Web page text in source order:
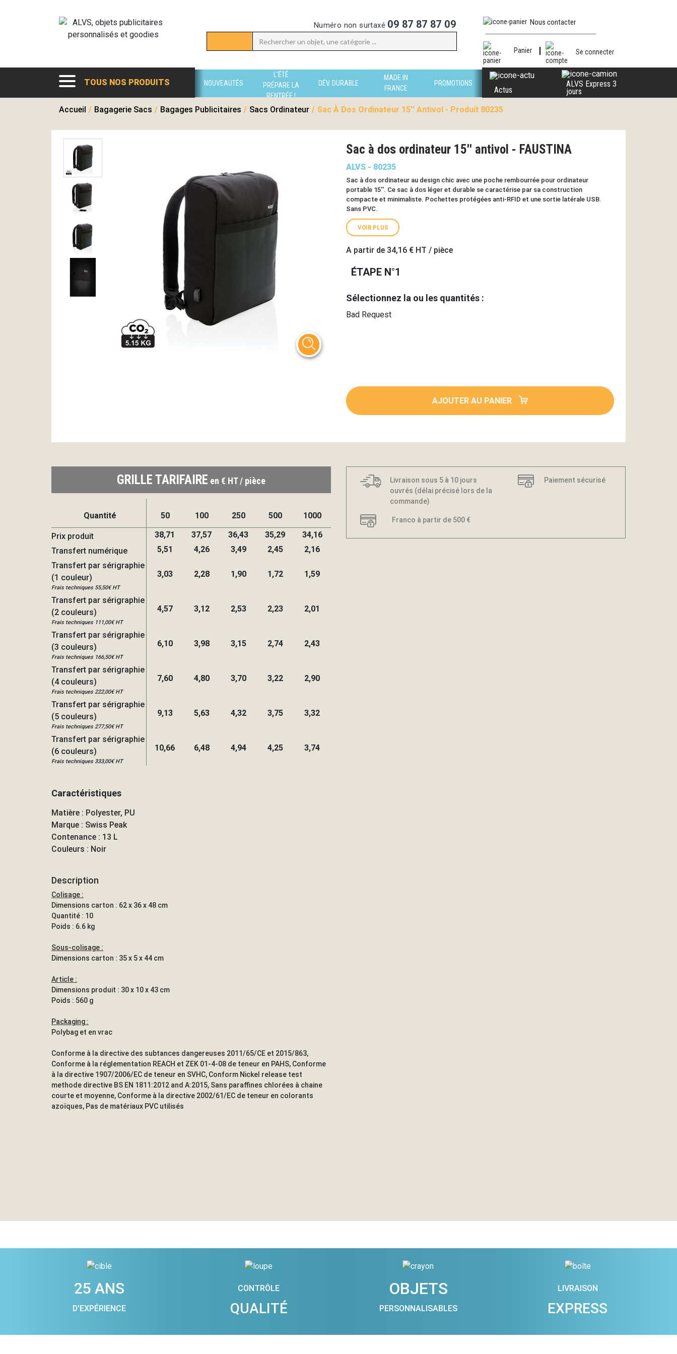
Numéro non surtaxé 09 87 87 87 09 Nous contacter
Panier Se connecter
TOUS NOS PRODUITS NOUVEAUTÉS
L'ÉTÉ
PRÉPARE LA
RENTRÉE !
DÉV. DURABLE
MADE IN
FRANCE
PROMOTIONS
Actus
ALVS Express 3
jours
Accueil / Bagagerie Sacs / Bagages Publicitaires / Sacs Ordinateur / Sac À Dos Ordinateur 15'' Antivol - Produit 80235
Sac à dos ordinateur 15'' antivol - FAUSTINA
ALVS - 80235
Sac à dos ordinateur au design chic avec une poche rembourrée pour ordinateur
portable 15''. Ce sac à dos léger et durable se caractérise par sa construction
compacte et minimaliste. Pochettes protégées anti-RFID et une sortie latérale USB.
Sans PVC.
VOIR PLUS
A partir de 34,16 € HT / pièce
ÉTAPE N°1
Sélectionnez la ou les quantités :
Bad Request
AJOUTER AU PANIER
GRILLE TARIFAIRE en € HT / pièce
Quantité 50 100 250 500 1000
Prix produit 38,71 37,57 36,43 35,29
34,16
Transfert numérique
5,51 4,26 3,49 2,45
2,16
Transfert par sérigraphie
(1 couleur)
Frais techniques 55,50€ HT
3,03 2,28 1,90 1,72 1,59
Transfert par sérigraphie
(2 couleurs)
Frais techniques 111,00€ HT
4,57 3,12 2,53 2,23 2,01
Transfert par sérigraphie
(3 couleurs)
Frais techniques 166,50€ HT
6,10 3,98 3,15 2,74 2,43
Transfert par sérigraphie
(4 couleurs)
Frais techniques 222,00€ HT
7,60 4,80 3,70 3,22 2,90
Transfert par sérigraphie
(5 couleurs)
Frais techniques 277,50€ HT
9,13 5,63 4,32 3,75 3,32
Transfert par sérigraphie
(6 couleurs)
Frais techniques 333,00€ HT
10,66 6,48 4,94 4,25 3,74
Caractéristiques
Matière : Polyester, PU
Marque : Swiss Peak
Contenance : 13 L
Couleurs : Noir
Description
Colisage :
Dimensions carton : 62 x 36 x 48 cm
Quantité : 10
Poids : 6.6 kg
Sous-colisage :
Dimensions carton : 35 x 5 x 44 cm
Article :
Dimensions produit : 30 x 10 x 43 cm
Poids : 560 g
Packaging :
Polybag et en vrac
Conforme à la directive des subtances dangereuses 2011/65/CE et 2015/863,
Conforme à la réglementation REACH et ZEK 01-4-08 de teneur en PAHS, Conforme
à la directive 1907/2006/EC de teneur en SVHC, Conform Nickel release test
methode directive BS EN 1811:2012 and A:2015, Sans paraffines chlorées à chaine
courte et moyenne, Conforme à la directive 2002/61/EC de teneur en colorants
azoïques, Pas de matériaux PVC utilisés
Livraison sous 5 à 10 jours
ouvrés (délai précisé lors de la
commande)
Paiement sécurisé
Franco à partir de 500 €
25 ANS
D'EXPÉRIENCE
CONTRÔLE
QUALITÉ
OBJETS
PERSONNALISABLES
LIVRAISON
EXPRESS